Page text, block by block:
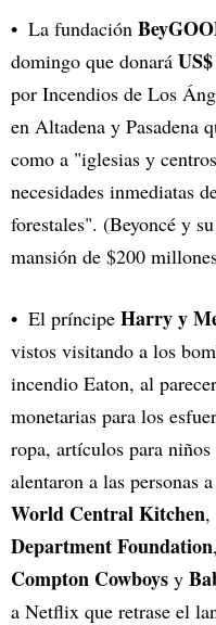
La fundación
domingo que donará
por Incendios de Los
en Altadena y Pasadena
como a "iglesias y
necesidades inmediatas
forestales". (Beyoncé y
mansión de $200
El príncipe Harry y
vistos visitando a los
incendio Eaton, al
monetarias para los
ropa, artículos para
alentaron a las personas
World Central Kitchen,
Department Foundation,
Compton Cowboys y
a Netflix que retrase el